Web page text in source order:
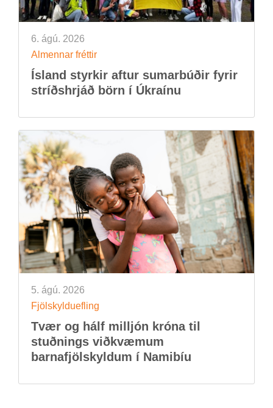
6. ágú. 2026
Al­menn­ar frétt­ir
Ís­land styrk­ir aft­ur sum­ar­búð­ir fyr­ir
stríðs­hrjáð börn í Úkraínu
5. ágú. 2026
Fjöl­skyldu­efl­ing
Tvær og hálf millj­ón króna til
stuðn­ings við­kvæm­um
barna­fjöl­skyld­um í Namib­íu